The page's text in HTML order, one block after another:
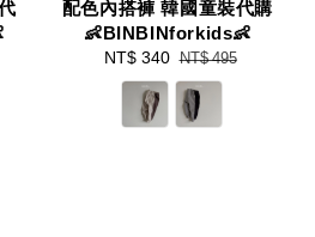
配色內搭褲 韓國童裝代購
👶BINBINforkids👶
Sale
price
NT$ 340 Regular
price
NT$ 495